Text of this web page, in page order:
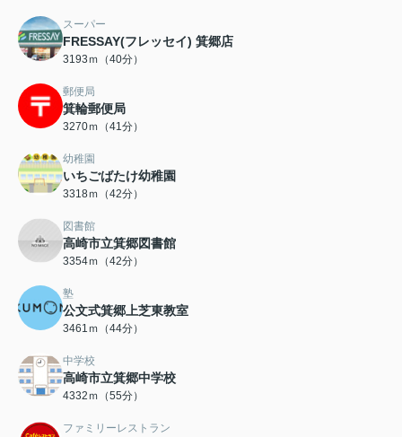
スーパー
FRESSAY(フレッセイ) 箕郷店
3193ｍ（40分）
郵便局
箕輪郵便局
3270ｍ（41分）
幼稚園
いちごばたけ幼稚園
3318ｍ（42分）
図書館
高崎市立箕郷図書館
3354ｍ（42分）
塾
公文式箕郷上芝東教室
3461ｍ（44分）
中学校
高崎市立箕郷中学校
4332ｍ（55分）
ファミリーレストラン